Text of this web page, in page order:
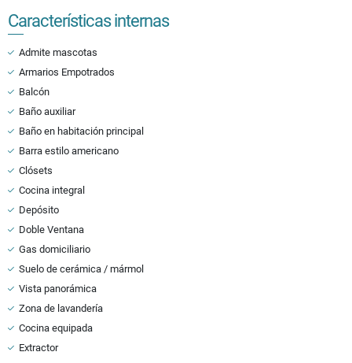
Características internas
Admite mascotas
Armarios Empotrados
Balcón
Baño auxiliar
Baño en habitación principal
Barra estilo americano
Clósets
Cocina integral
Depósito
Doble Ventana
Gas domiciliario
Suelo de cerámica / mármol
Vista panorámica
Zona de lavandería
Cocina equipada
Extractor